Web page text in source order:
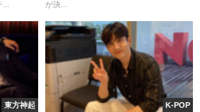
が決...
東方神起 K-POP